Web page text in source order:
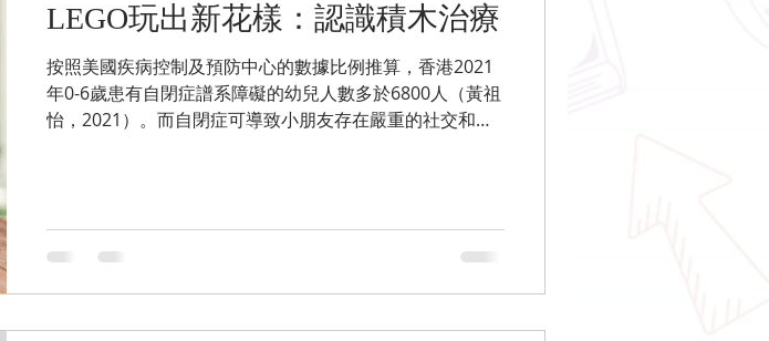
LEGO玩出新花樣：認識積木治療
按照美國疾病控制及預防中心的數據比例推算，香港2021
年0-6歲患有自閉症譜系障礙的幼兒人數多於6800人（黃祖
怡，2021）。而自閉症可導致小朋友存在嚴重的社交和溝